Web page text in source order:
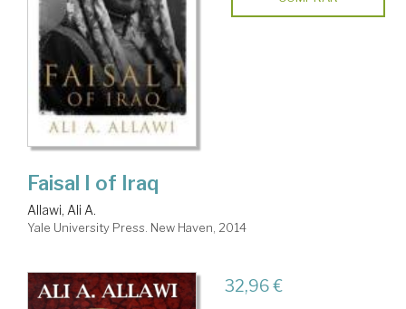
Faisal I of Iraq
Allawi, Ali A.
Yale University Press. New Haven, 2014
32,96 €